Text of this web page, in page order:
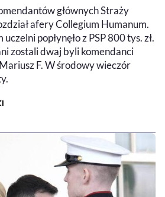
głównych Straży
afery Collegium Humanum.
popłynęło z PSP 800 tys. zł.
zostali dwaj byli komendanci
F. W środowy wieczór